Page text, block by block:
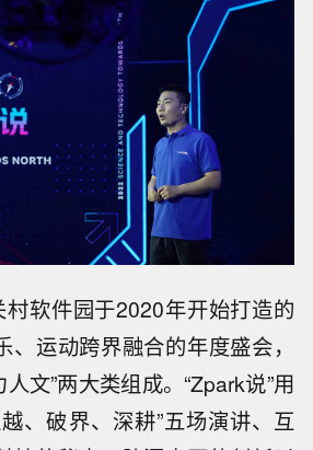
村软件园于2020年开始打造的
运动跨界融合的年度盛会，
文”两大类组成。“Zpark说”用
、破界、深耕”五场演讲、互